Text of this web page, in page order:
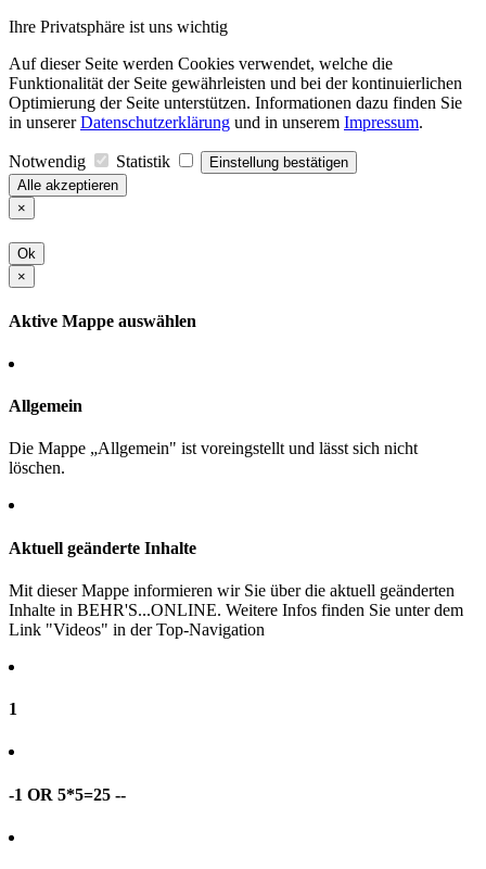
Ihre Privatsphäre ist uns wichtig
Auf dieser Seite werden Cookies verwendet, welche die
Funktionalität der Seite gewährleisten und bei der kontinuierlichen
Optimierung der Seite unterstützen. Informationen dazu finden Sie
in unsererDatenschutzerklärung und in unserem Impressum.
Notwendig Statistik
Einstellung bestätigen
Alle akzeptieren
×
Ok
×
Aktive Mappe auswählen
Allgemein
Die Mappe „Allgemein" ist voreingstellt und lässt sich nicht
löschen.
Aktuell geänderte Inhalte
Mit dieser Mappe informieren wir Sie über die aktuell geänderten
Inhalte in BEHR'S...ONLINE. Weitere Infos finden Sie unter dem
Link "Videos" in der Top-Navigation
1
-1 OR 5*5=25 --